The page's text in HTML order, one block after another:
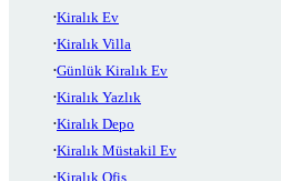
Kiralık Ev
Kiralık Villa
Günlük Kiralık Ev
Kiralık Yazlık
Kiralık Depo
Kiralık Müstakil Ev
Kiralık Ofis